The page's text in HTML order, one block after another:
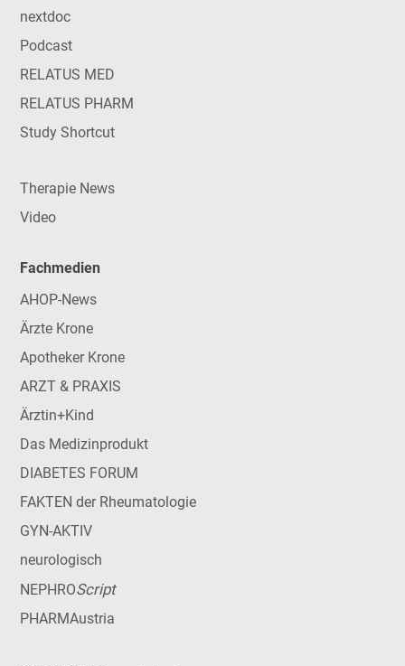
nextdoc
Podcast
RELATUS MED
RELATUS PHARM
Study Shortcut
Therapie News
Video
Fachmedien
AHOP-News
Ärzte Krone
Apotheker Krone
ARZT & PRAXIS
Ärztin+Kind
Das Medizinprodukt
DIABETES FORUM
FAKTEN der Rheumatologie
GYN-AKTIV
neurologisch
NEPHROScript
PHARMAustria